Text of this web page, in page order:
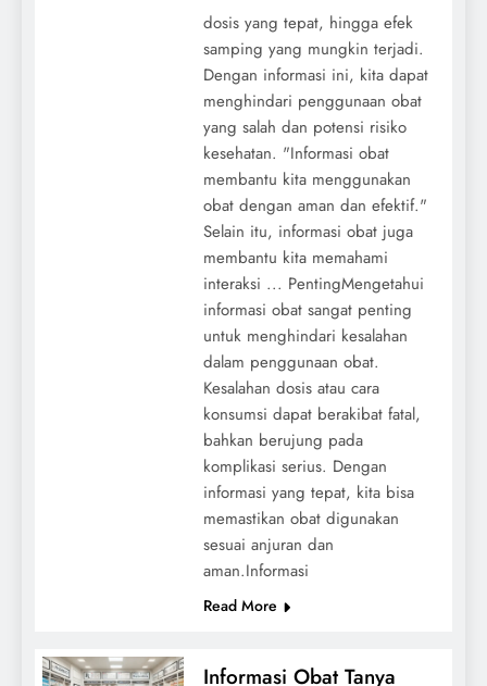
dosis yang tepat, hingga efek
samping yang mungkin terjadi.
Dengan informasi ini, kita dapat
menghindari penggunaan obat
yang salah dan potensi risiko
kesehatan. "Informasi obat
membantu kita menggunakan
obat dengan aman dan efektif."
Selain itu, informasi obat juga
membantu kita memahami
interaksi ... PentingMengetahui
informasi obat sangat penting
untuk menghindari kesalahan
dalam penggunaan obat.
Kesalahan dosis atau cara
konsumsi dapat berakibat fatal,
bahkan berujung pada
komplikasi serius. Dengan
informasi yang tepat, kita bisa
memastikan obat digunakan
sesuai anjuran dan
aman.Informasi
Read More
Informasi Obat Tanya